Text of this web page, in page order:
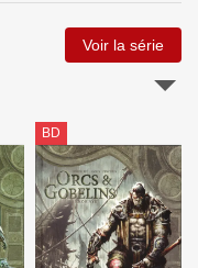
Voir la série
BD